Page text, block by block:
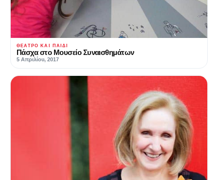
ΘΈΑΤΡΟ ΚΑΙ ΠΑΙΔΊ
Πάσχα στο Μουσείο Συναισθημάτων
5 Απριλίου, 2017